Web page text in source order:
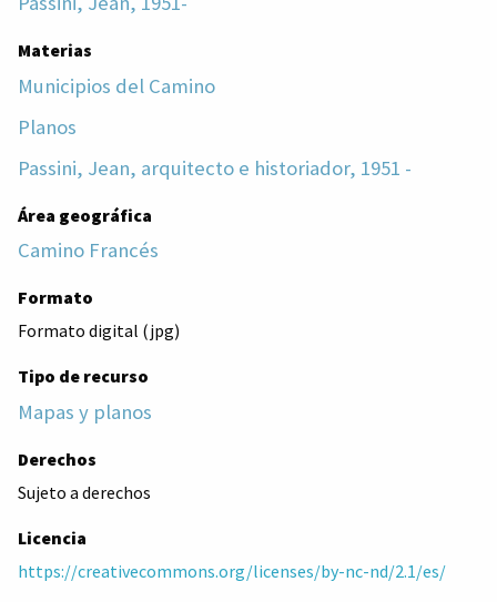
Materias
Municipios del Camino
Planos
Passini, Jean, arquitecto e historiador, 1951 -
Área geográfica
Camino Francés
Formato
Formato digital (jpg)
Tipo de recurso
Mapas y planos
Derechos
Sujeto a derechos
Licencia
https://creativecommons.org/licenses/by-nc-nd/2.1/es/